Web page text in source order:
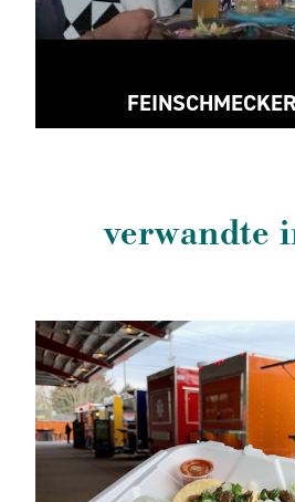
verwandte